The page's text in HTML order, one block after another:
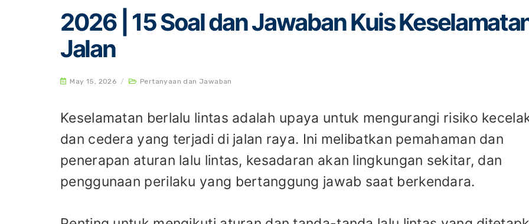
2026 | 15 Soal dan Jawaban Kuis
Jalan
May 15, 2026 / Pertanyaan dan Jawaban
Keselamatan berlalu lintas adalah upaya untuk mengurangi risiko
dan cedera yang terjadi di jalan raya. Ini melibatkan pemahaman dan
penerapan aturan lalu lintas, kesadaran akan lingkungan sekitar, dan
penggunaan perilaku yang bertanggung jawab saat berkendara.